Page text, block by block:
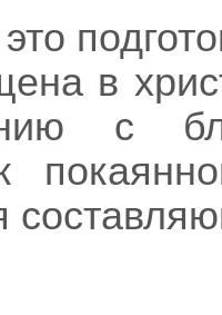
в
с
к